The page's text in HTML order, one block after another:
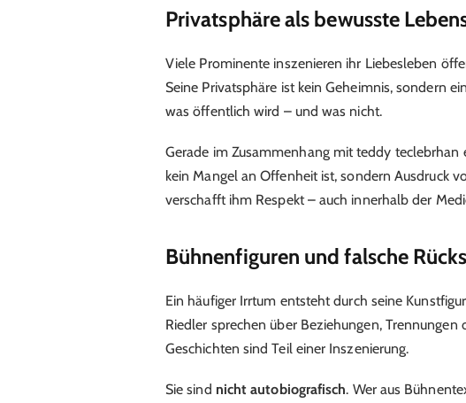
Privatsphäre als bewusste
Viele Prominente inszenieren ihr Liebesleben
Seine Privatsphäre ist kein Geheimnis, sondern
was öffentlich wird – und was nicht.
Gerade im Zusammenhang mit teddy teclebrhan
kein Mangel an Offenheit ist, sondern Ausdruck
verschafft ihm Respekt – auch innerhalb der
Bühnenfiguren und falsche
Ein häufiger Irrtum entsteht durch seine
Riedler sprechen über Beziehungen,
Geschichten sind Teil einer Inszenierung.
Sie sind nicht autobiografisch. Wer aus